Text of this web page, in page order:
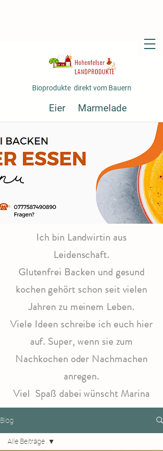
Bioprodukte direkt vom Bauern
Eier
Marmelade
Fertiggerichte
Gemüse
Ich bin Landwirtin aus
Leidenschaft.
Glutenfrei Backen und gesund
kochen gehört schon seit vielen
Jahren zu meinem Leben.
Viele Ideen schreibe ich euch hier
auf. Super, wenn sie zum
Nachkochen oder Nachmachen
anregen.
Viel Spaß dabei wünscht Marina
Blog
Alle Beiträge